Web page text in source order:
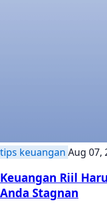
tips keuangan Aug 07,
Keuangan Riil
Anda Stagnan